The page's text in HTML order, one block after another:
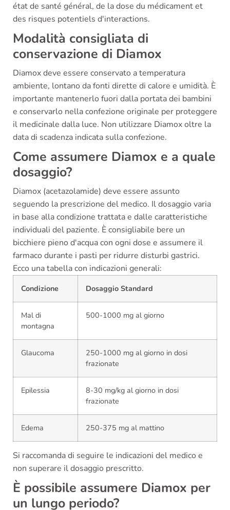
état de santé général, de la dose du médicament et
des risques potentiels d'interactions.
Modalità consigliata di
conservazione di Diamox
Diamox deve essere conservato a temperatura
ambiente, lontano da fonti dirette di calore e umidità. È
importante mantenerlo fuori dalla portata dei bambini
e conservarlo nella confezione originale per proteggere
il medicinale dalla luce. Non utilizzare Diamox oltre la
data di scadenza indicata sulla confezione.
Come assumere Diamox e a quale
dosaggio?
Diamox (acetazolamide) deve essere assunto
seguendo la prescrizione del medico. Il dosaggio varia
in base alla condizione trattata e dalle caratteristiche
individuali del paziente. È consigliabile bere un
bicchiere pieno d'acqua con ogni dose e assumere il
farmaco durante i pasti per ridurre disturbi gastrici.
Ecco una tabella con indicazioni generali:
Condizione Dosaggio Standard
Mal di
montagna
500-1000 mg al giorno
Glaucoma
250-1000 mg al giorno in dosi
frazionate
Epilessia
8-30 mg/kg al giorno in dosi
frazionate
Edema 250-375 mg al mattino
Si raccomanda di seguire le indicazioni del medico e
non superare il dosaggio prescritto.
È possibile assumere Diamox per
un lungo periodo?